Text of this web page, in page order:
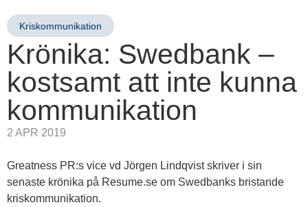
Kriskommunikation
Krönika: Swedbank –
kostsamt att inte kunna
kommunikation
2 APR 2019
Greatness PR:s vice vd Jörgen Lindqvist skriver i sin
senaste krönika på Resume.se om Swedbanks bristande
kriskommunikation.